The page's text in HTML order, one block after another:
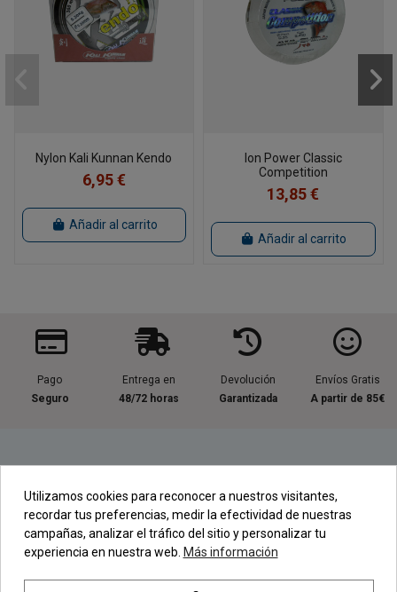
Nylon Kali Kunnan Kendo
6,95 €
Añadir al carrito
Ion Power Classic
Competition
13,85 €
Añadir al carrito
Pago
Seguro
Entrega en
48/72 horas
Devolución
Garantizada
Envíos Gratis
A partir de 85€
Contacta con nosotros
Regístrate en nuestra Newsletter
Utilizamos cookies para reconocer a nuestros visitantes,
recordar tus preferencias, medir la efectividad de nuestras
campañas, analizar el tráfico del sitio y personalizar tu
experiencia en nuestra web. Más información